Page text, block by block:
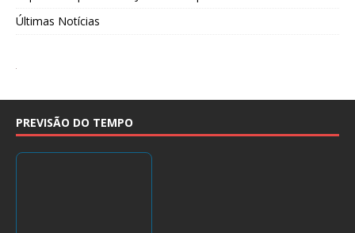
Últimas Notícias
PREVISÃO DO TEMPO